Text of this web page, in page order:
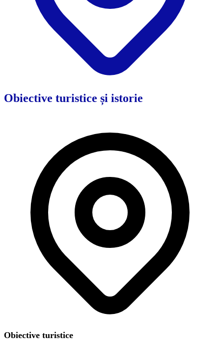
Obiective turistice și istorie
Obiective turistice